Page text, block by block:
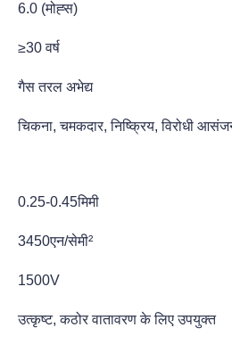
0.25-0.45मिमी
3450एन/सेमी²
6.0 (मोह्स)
≥30 वर्ष
1500V
गैस तरल अभेद्य
चिकना, चमकदार, निष्क्रिय, विरोधी
उत्कृष्ट, कठोर वातावरण के लिए उपयुक्त